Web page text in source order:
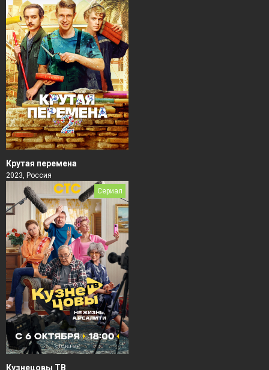
Крутая перемена
2023, Россия
Сериал
Кузнецовы ТВ